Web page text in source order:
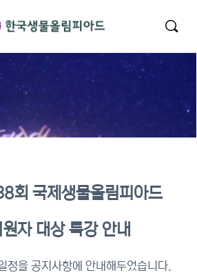
회 국제생물올림피아드
자 대상 특강 안내
정을 공지사항에 안내해두었습니다.